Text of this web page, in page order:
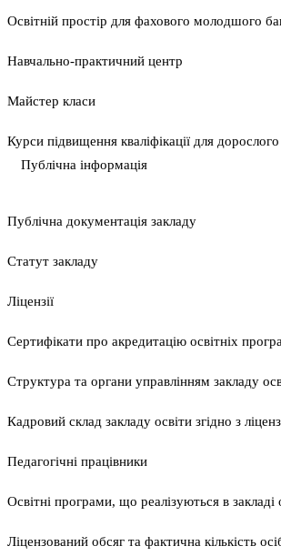
Освітній простір для фахового молодшого
Навчально-практичний центр
Майстер класи
Курси підвищення кваліфікації для
Публічна інформація
Публічна документація закладу
Статут закладу
Ліцензії
Сертифікати про акредитацію освітніх
Структура та органи управлінням закладу
Кадровий склад закладу освіти згідно з
Педагогічні працівники
Освітні програми, що реалізуються в закладі
Ліцензований обсяг та фактична кількість